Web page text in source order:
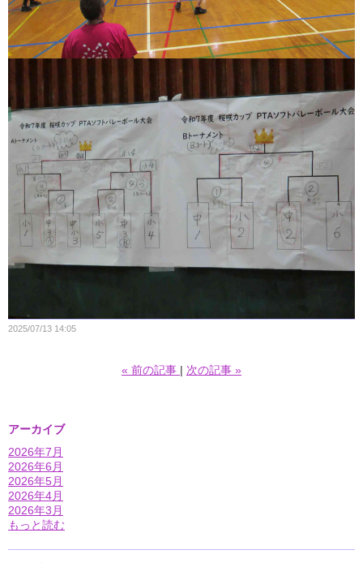
2025/07/13 14:05
« 前の記事 次の記事 »
アーカイブ
2026年7月
2026年6月
2026年5月
2026年4月
2026年3月
もっと読む